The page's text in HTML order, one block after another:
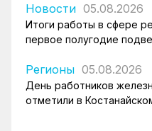
Новости 05.08.2026
Итоги работы в сфере
первое полугодие
Регионы 05.08.2026
День работников
отметили в